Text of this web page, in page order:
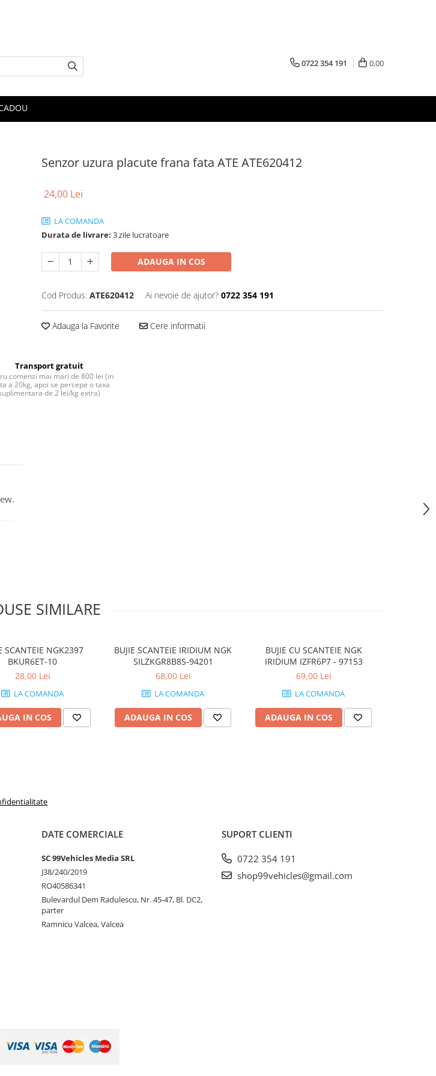
0722 354 191 0,00
Senzor uzura placute frana fata ATE ATE620412
24,00 Lei
LA COMANDA
Durata de livrare: 3 zile lucratoare
ADAUGA IN COS
Cod Produs: ATE620412 Ai nevoie de ajutor? 0722 354 191
Adauga la Favorite Cere informatii
Transport gratuit
comenzi mai mari de 800 lei (in
a 20kg, apoi se percepe o taxa
de 2 lei/kg extra)
SIMILARE
SCANTEIE NGK2397
BKUR6ET-10
28,00 Lei
LA COMANDA
IN COS
BUJIE SCANTEIE IRIDIUM NGK
SILZKGR8B8S-94201
68,00 Lei
LA COMANDA
ADAUGA IN COS
BUJIE CU SCANTEIE NGK
IRIDIUM IZFR6P7 - 97153
69,00 Lei
LA COMANDA
ADAUGA IN COS
DATE COMERCIALE
SC 99Vehicles Media SRL
J38/240/2019
RO40586341
Bulevardul Dem Radulescu, Nr. 45-47, Bl. DC2,
parter
Ramnicu Valcea, Valcea
SUPORT CLIENTI
0722 354 191
shop99vehicles@gmail.com